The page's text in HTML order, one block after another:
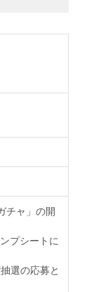
チャ」の開
プシートに
選の応募と